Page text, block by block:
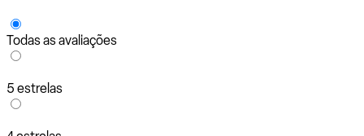
Todas as avaliações
5 estrelas